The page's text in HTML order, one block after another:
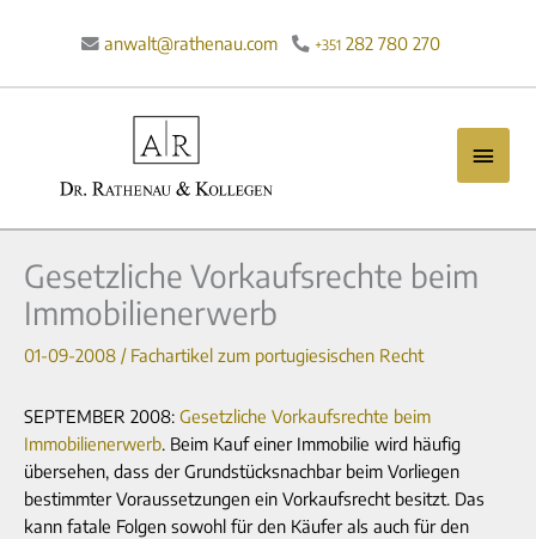
 anwalt@rathenau.com +351 282 780 270
Gesetzliche Vorkaufsrechte beim
Immobilienerwerb
01-09-2008 / Fachartikel zum portugiesischen Recht
SEPTEMBER 2008: Gesetzliche Vorkaufsrechte beim
Immobilienerwerb. Beim Kauf einer Immobilie wird häufig
übersehen, dass der Grundstücksnachbar beim Vorliegen
bestimmter Voraussetzungen ein Vorkaufsrecht besitzt. Das
kann fatale Folgen sowohl für den Käufer als auch für den